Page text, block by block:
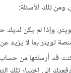
ومن تلك الأسئلة:
وإذا لم يكن لديك
بما لا يزيد عن 280 حرفًا.
قد أرسلتها من حساب